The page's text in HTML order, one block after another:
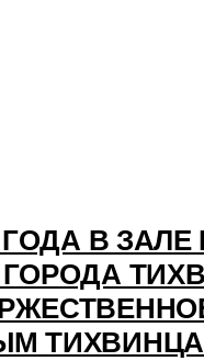
ГОДА В